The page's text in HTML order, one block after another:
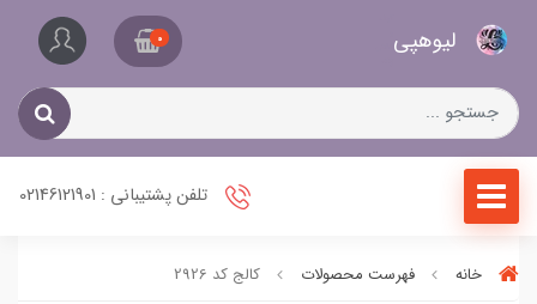
لیو‌هپی 0
تلفن پشتیبانی : 02146121901
خانه فهرست محصولات کالج کد 2926